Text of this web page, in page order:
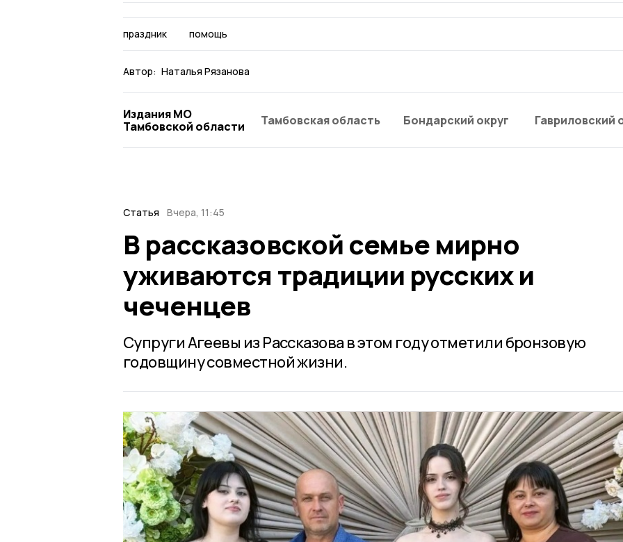
праздник помощь
Автор: Наталья Рязанова
Издания МО
Тамбовской области
Тамбовская область Бондарский округ Гавриловский
Статья Вчера, 11:45
В рассказовской семье мирно
уживаются традиции русских и
чеченцев
Супруги Агеевы из Рассказова в этом году отметили бронзовую
годовщину совместной жизни.